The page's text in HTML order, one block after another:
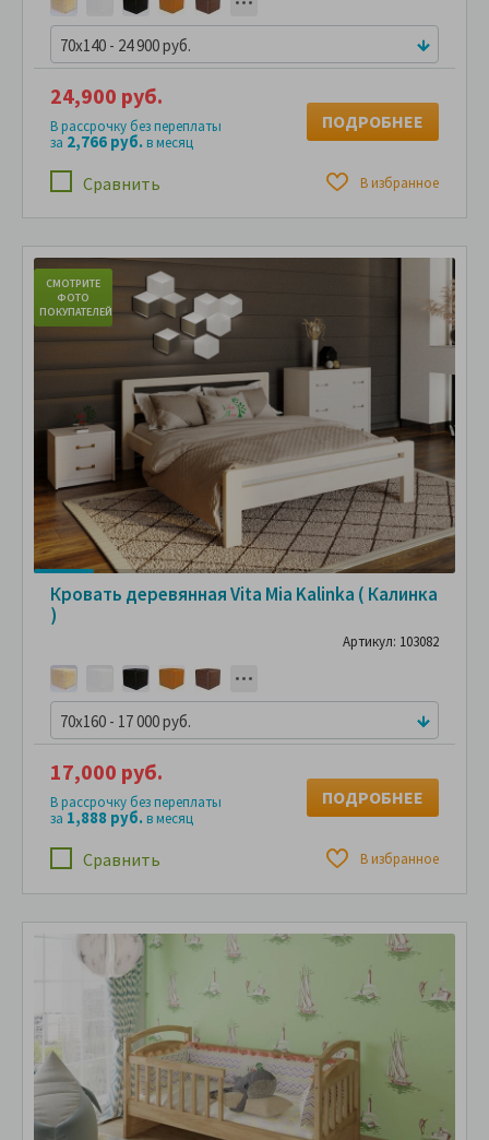
70x140 - 24 900 руб.
Сравнить В избранное
24,900 руб.
В рассрочку без переплаты
за 2,766 руб.в месяц
ПОДРОБНЕЕ
СМОТРИТЕ
ФОТО
ПОКУПАТЕЛЕЙ
Кровать деревянная Vita Mia Kalinka ( Калинка
)
Артикул: 103082
70x160 - 17 000 руб.
Сравнить В избранное
17,000 руб.
В рассрочку без переплаты
за 1,888 руб.в месяц
ПОДРОБНЕЕ